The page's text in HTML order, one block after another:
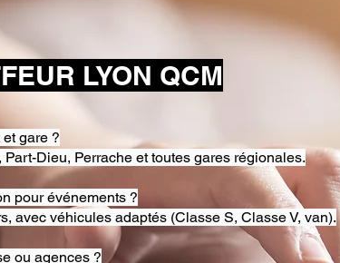
LYON QCM
gare ?
Dieu, Perrache et toutes gares régionales.
pour événements ?
avec véhicules adaptés (Classe S, Classe V, van).
ou agences ?